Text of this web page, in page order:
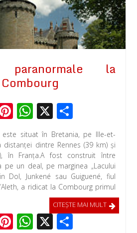
paranormale la
Pi
nt
er
e
st
W
h
at
s
A
p
X
ar
ta
je
az
ă
este situat în Bretania, pe Ille-et-
distanței dintre Rennes (39 km) și
în Franța.A fost construit între
pe un deal, pe marginea „Lacului
Dol, Junkené sau Guiguené, fiul
a ridicat la Combourg primul
CITEŞTE MAI MULT
Pi W X